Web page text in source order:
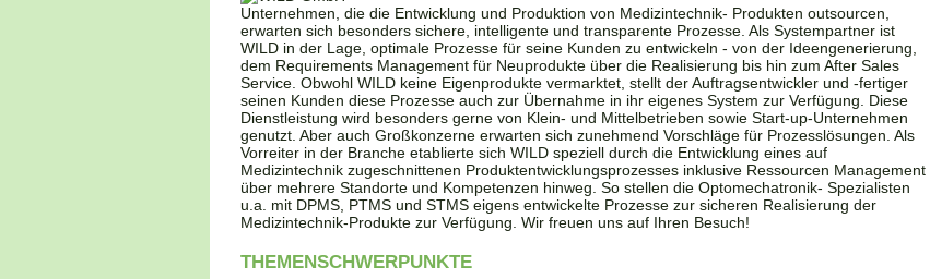
Unternehmen, die die Entwicklung und Produktion von Medizintechnik- Produkten outsourcen,
erwarten sich besonders sichere, intelligente und transparente Prozesse. Als Systempartner ist
WILD in der Lage, optimale Prozesse für seine Kunden zu entwickeln - von der Ideengenerierung,
dem Requirements Management für Neuprodukte über die Realisierung bis hin zum After Sales
Service. Obwohl WILD keine Eigenprodukte vermarktet, stellt der Auftragsentwickler und -fertiger
seinen Kunden diese Prozesse auch zur Übernahme in ihr eigenes System zur Verfügung. Diese
Dienstleistung wird besonders gerne von Klein- und Mittelbetrieben sowie Start-up-Unternehmen
genutzt. Aber auch Großkonzerne erwarten sich zunehmend Vorschläge für Prozesslösungen. Als
Vorreiter in der Branche etablierte sich WILD speziell durch die Entwicklung eines auf
Medizintechnik zugeschnittenen Produktentwicklungsprozesses inklusive Ressourcen Management
über mehrere Standorte und Kompetenzen hinweg. So stellen die Optomechatronik- Spezialisten
u.a. mit DPMS, PTMS und STMS eigens entwickelte Prozesse zur sicheren Realisierung der
Medizintechnik-Produkte zur Verfügung. Wir freuen uns auf Ihren Besuch!
THEMENSCHWERPUNKTE